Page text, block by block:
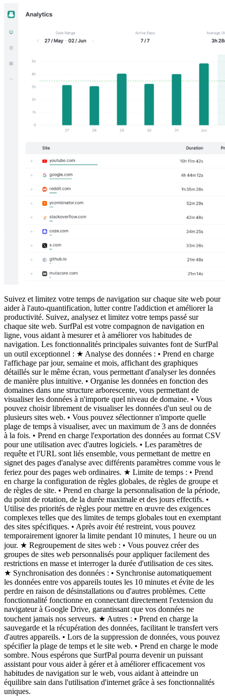
Suivez et limitez votre temps de navigation sur chaque site web pour
aider à l'auto-quantification, lutter contre l'addiction et améliorer la
productivité. Suivez, analysez et limitez votre temps passé sur
chaque site web. SurfPal est votre compagnon de navigation en
ligne, vous aidant à mesurer et à améliorer vos habitudes de
navigation. Les fonctionnalités principales suivantes font de SurfPal
un outil exceptionnel : ★ Analyse des données : • Prend en charge
l'affichage par jour, semaine et mois, affichant des graphiques
détaillés sur le même écran, vous permettant d'analyser les données
de manière plus intuitive. • Organise les données en fonction des
domaines dans une structure arborescente, vous permettant de
visualiser les données à n'importe quel niveau de domaine. • Vous
pouvez choisir librement de visualiser les données d'un seul ou de
plusieurs sites web. • Vous pouvez sélectionner n'importe quelle
plage de temps à visualiser, avec un maximum de 3 ans de données
à la fois. • Prend en charge l'exportation des données au format CSV
pour une utilisation avec d'autres logiciels. • Les paramètres de
requête et l'URL sont liés ensemble, vous permettant de mettre en
signet des pages d'analyse avec différents paramètres comme vous le
feriez pour des pages web ordinaires. ★ Limite de temps : • Prend
en charge la configuration de règles globales, de règles de groupe et
de règles de site. • Prend en charge la personnalisation de la période,
du point de rotation, de la durée maximale et des jours effectifs. •
Utilise des priorités de règles pour mettre en œuvre des exigences
complexes telles que des limites de temps globales tout en exemptant
des sites spécifiques. • Après avoir été restreint, vous pouvez
temporairement ignorer la limite pendant 10 minutes, 1 heure ou un
jour. ★ Regroupement de sites web : • Vous pouvez créer des
groupes de sites web personnalisés pour appliquer facilement des
restrictions en masse et interroger la durée d'utilisation de ces sites.
★ Synchronisation des données : • Synchronise automatiquement
les données entre vos appareils toutes les 10 minutes et évite de les
perdre en raison de désinstallations ou d'autres problèmes. Cette
fonctionnalité fonctionne en connectant directement l'extension du
navigateur à Google Drive, garantissant que vos données ne
touchent jamais nos serveurs. ★ Autres : • Prend en charge la
sauvegarde et la récupération des données, facilitant le transfert vers
d'autres appareils. • Lors de la suppression de données, vous pouvez
spécifier la plage de temps et le site web. • Prend en charge le mode
sombre. Nous espérons que SurfPal pourra devenir un puissant
assistant pour vous aider à gérer et à améliorer efficacement vos
habitudes de navigation sur le web, vous aidant à atteindre un
équilibre sain dans l'utilisation d'internet grâce à ses fonctionnalités
uniques.